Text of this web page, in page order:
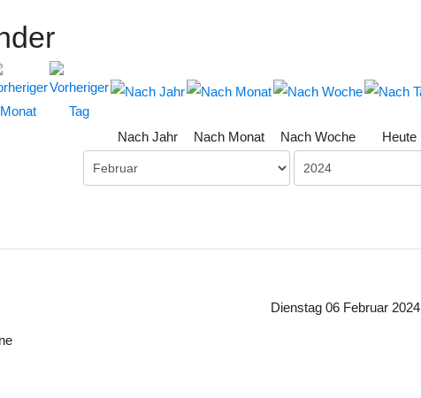
Nach Jahr Nach Monat Nach Woche Heute
Dienstag 06 Februar 2024